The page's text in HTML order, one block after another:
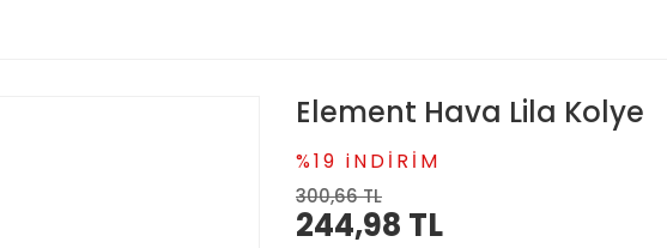
Element Hava Lila Kolye
%19 iNDİRİM
300,66 TL
244,98 TL